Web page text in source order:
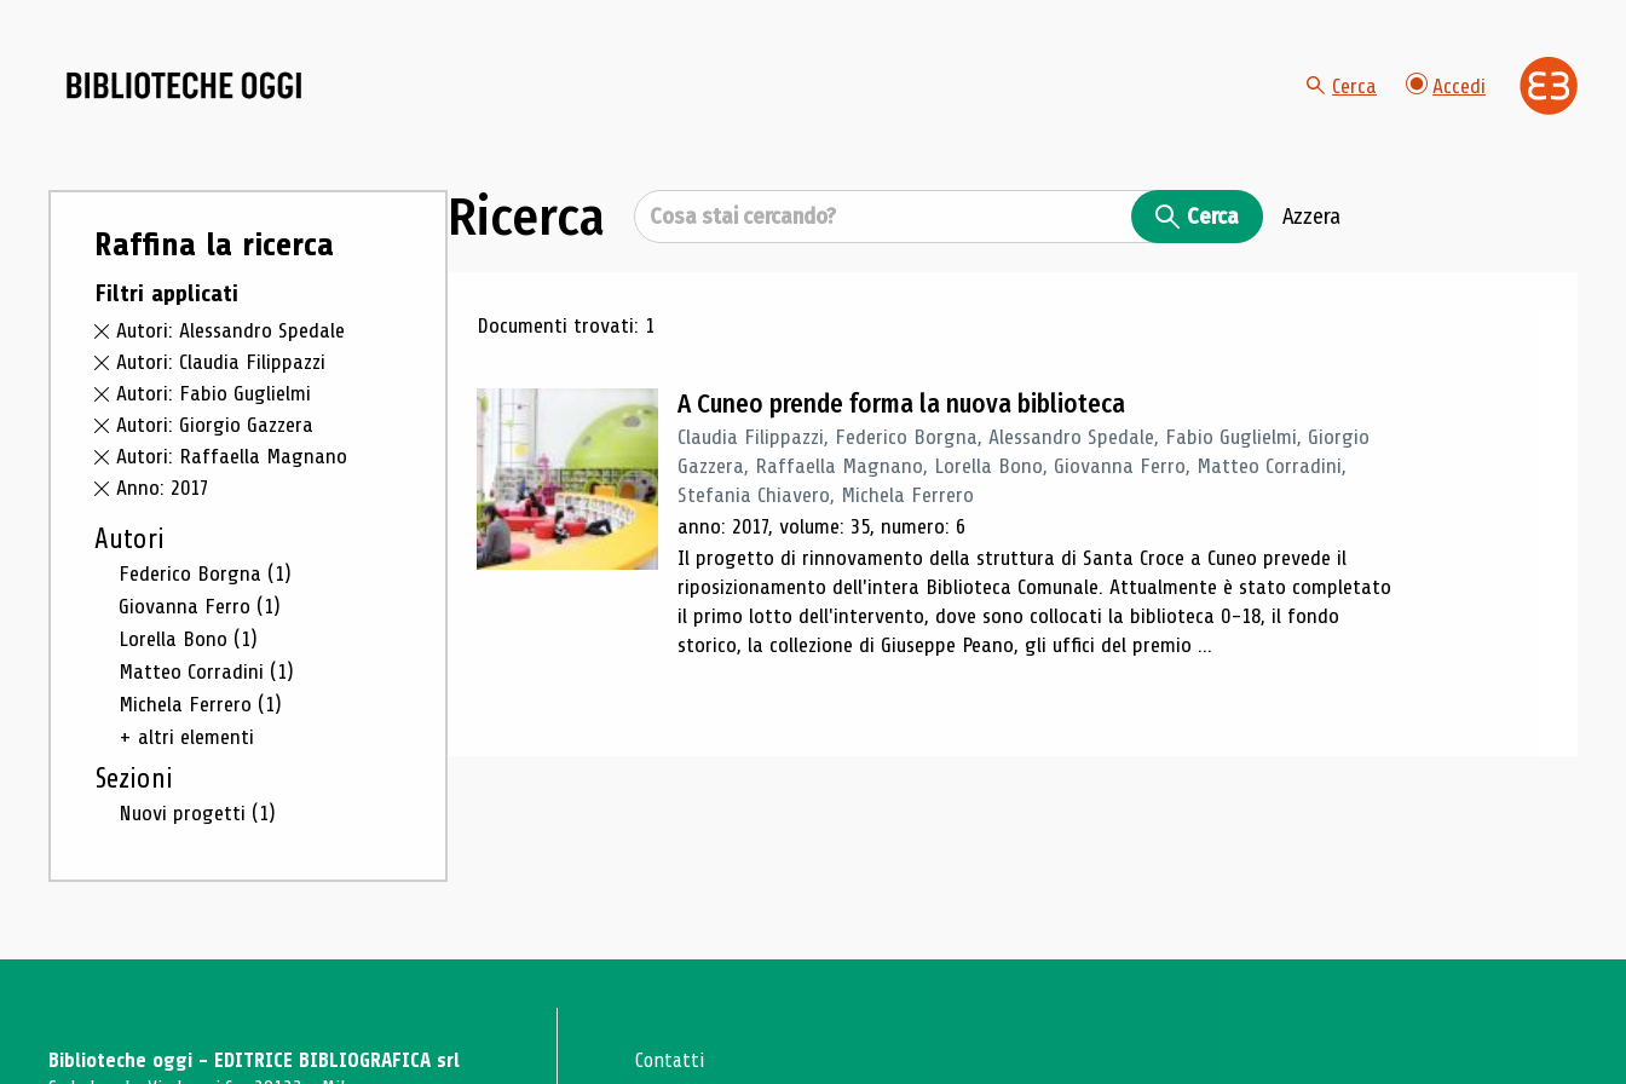
Cerca Accedi
Raffina la ricerca
Filtri applicati
Autori: Alessandro Spedale
Autori: Claudia Filippazzi
Autori: Fabio Guglielmi
Autori: Giorgio Gazzera
Autori: Raffaella Magnano
Anno: 2017
Autori
Federico Borgna (1)
Giovanna Ferro (1)
Lorella Bono (1)
Matteo Corradini (1)
Michela Ferrero (1)
+ altri elementi
Sezioni
Nuovi progetti (1)
Ricerca Cerca Cerca Azzera
Risultati di ricerca
Documenti trovati: 1
A Cuneo prende forma la nuova biblioteca
Claudia Filippazzi, Federico Borgna, Alessandro Spedale, Fabio Guglielmi, Giorgio
Gazzera, Raffaella Magnano, Lorella Bono, Giovanna Ferro, Matteo Corradini,
Stefania Chiavero, Michela Ferrero
anno: 2017, volume: 35, numero: 6
Il progetto di rinnovamento della struttura di Santa Croce a Cuneo prevede il
riposizionamento dell'intera Biblioteca Comunale. Attualmente è stato completato
il primo lotto dell'intervento, dove sono collocati la biblioteca 0-18, il fondo
storico, la collezione di Giuseppe Peano, gli uffici del premio ...
Biblioteche oggi - EDITRICE BIBLIOGRAFICA srl
Contatti